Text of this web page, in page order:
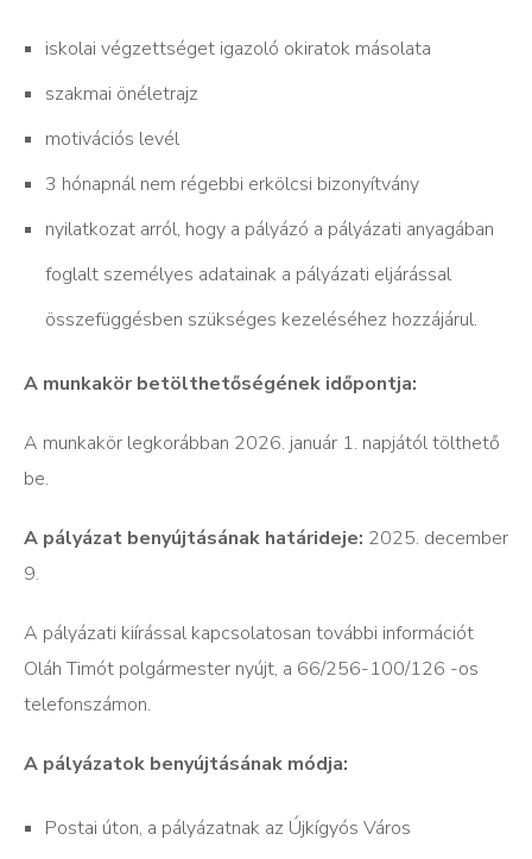
iskolai végzettséget igazoló okiratok másolata
szakmai önéletrajz
motivációs levél
3 hónapnál nem régebbi erkölcsi bizonyítvány
nyilatkozat arról, hogy a pályázó a pályázati anyagában
foglalt személyes adatainak a pályázati eljárással
összefüggésben szükséges kezeléséhez hozzájárul.
A munkakör betölthetőségének időpontja:
A munkakör legkorábban 2026. január 1. napjától tölthető
be.
A pályázat benyújtásának határideje: 2025. december
9.
A pályázati kiírással kapcsolatosan további információt
Oláh Timót polgármester nyújt, a 66/256-100/126 -os
telefonszámon.
A pályázatok benyújtásának módja:
Postai úton, a pályázatnak az Újkígyós Város